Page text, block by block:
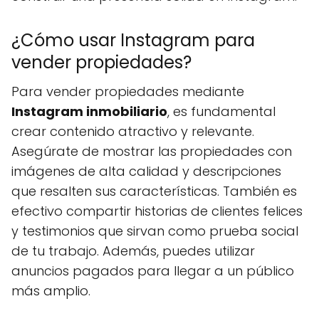
¿Cómo usar Instagram para
vender propiedades?
Para vender propiedades mediante
Instagram inmobiliario, es fundamental
crear contenido atractivo y relevante.
Asegúrate de mostrar las propiedades con
imágenes de alta calidad y descripciones
que resalten sus características. También es
efectivo compartir historias de clientes felices
y testimonios que sirvan como prueba social
de tu trabajo. Además, puedes utilizar
anuncios pagados para llegar a un público
más amplio.